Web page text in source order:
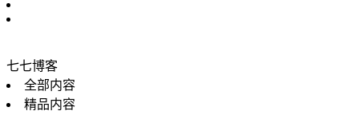
七七博客
全部内容
精品内容